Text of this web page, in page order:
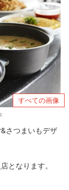
すべての画像
さつまいもデザ
となります。